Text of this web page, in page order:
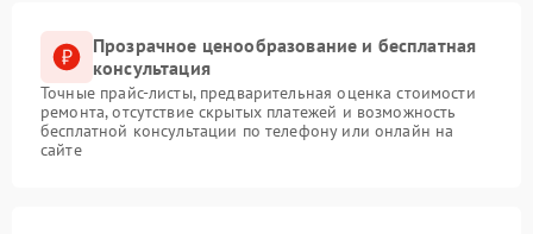
Прозрачное ценообразование и бесплатная
консультация
Точные прайс-листы, предварительная оценка стоимости
ремонта, отсутствие скрытых платежей и возможность
бесплатной консультации по телефону или онлайн на
сайте